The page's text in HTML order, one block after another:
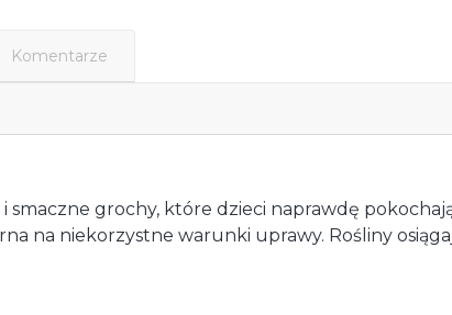
Komentarze
smaczne grochy, które dzieci naprawdę
na niekorzystne warunki uprawy. Rośliny